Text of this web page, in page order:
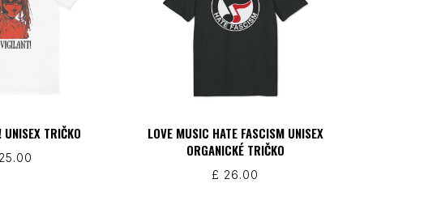
TRIČKO
25.00
LOVE MUSIC HATE FASCISM UNISEX
ORGANICKÉ TRIČKO
£ 26.00